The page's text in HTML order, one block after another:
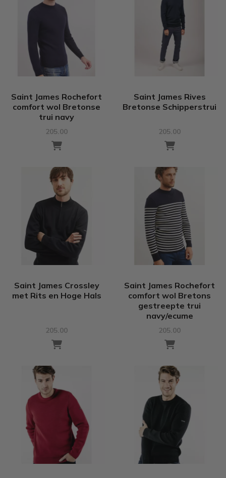
Saint James Rochefort
comfort wol Bretonse
trui navy
205.00
Saint James Rives
Bretonse Schipperstrui
205.00
Saint James Crossley
met Rits en Hoge Hals
205.00
Saint James Rochefort
comfort wol Bretons
gestreepte trui
navy/ecume
205.00